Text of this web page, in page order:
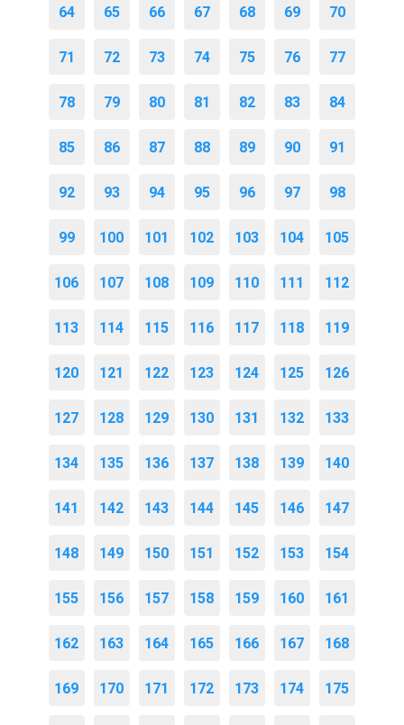
64 65 66 67 68 69 70
71 72 73 74 75 76 77
78 79 80 81 82 83 84
85 86 87 88 89 90 91
92 93 94 95 96 97 98
99 100 101 102 103 104 105
106 107 108 109 110 111 112
113 114 115 116 117 118 119
120 121 122 123 124 125 126
127 128 129 130 131 132 133
134 135 136 137 138 139 140
141 142 143 144 145 146 147
148 149 150 151 152 153 154
155 156 157 158 159 160 161
162 163 164 165 166 167 168
169 170 171 172 173 174 175